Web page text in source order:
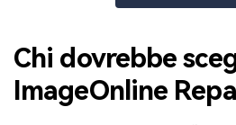
Chi dovrebbe
ImageOnline